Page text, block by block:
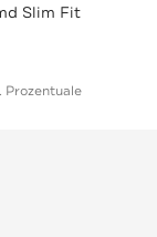
Slim Fit
Prozentuale